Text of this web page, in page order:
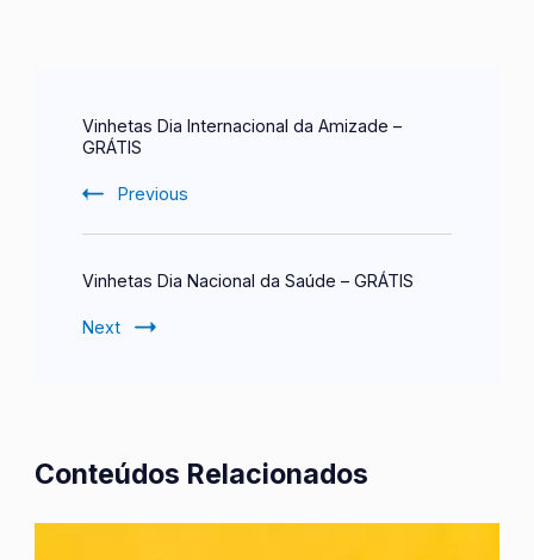
Navigation
Vinhetas Dia Internacional da Amizade –
GRÁTIS
Previous
Vinhetas Dia Nacional da Saúde – GRÁTIS
Next
Conteúdos Relacionados